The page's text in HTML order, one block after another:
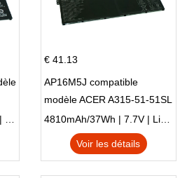
3770mAh/42Wh | 11.25v | Li-ion ...
€ 41.13
AP16M5J compatible
modèle ACER A315-51-51SL
N17Q1 SERIES
4810mAh/37Wh | 7.7V | Li-ion ...
Voir les détails